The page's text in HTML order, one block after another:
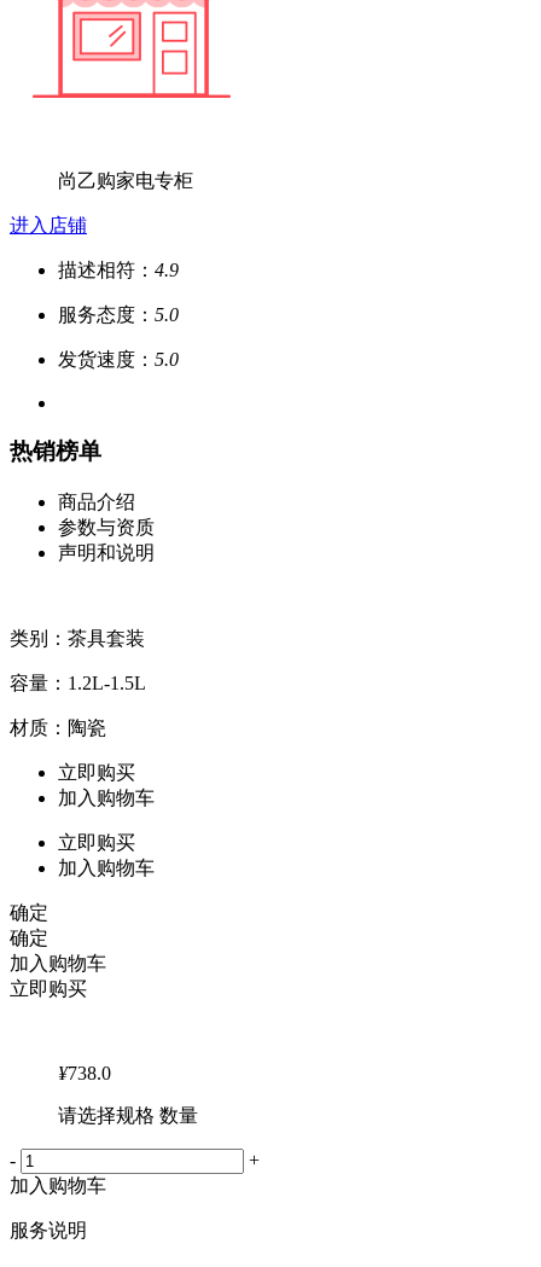
尚乙购家电专柜
进入店铺
描述相符： 4.9
服务态度： 5.0
发货速度： 5.0
热销榜单
商品介绍
参数与资质
声明和说明
类别：茶具套装
容量：1.2L-1.5L
材质：陶瓷
立即购买
加入购物车
立即购买
加入购物车
确定
确定
加入购物车
立即购买
¥738.0
请选择规格 数量
-
+
加入购物车
服务说明